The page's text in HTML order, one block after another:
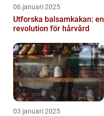
06 januari 2025
Utforska balsamkakan: en
revolution för hårvård
03 januari 2025